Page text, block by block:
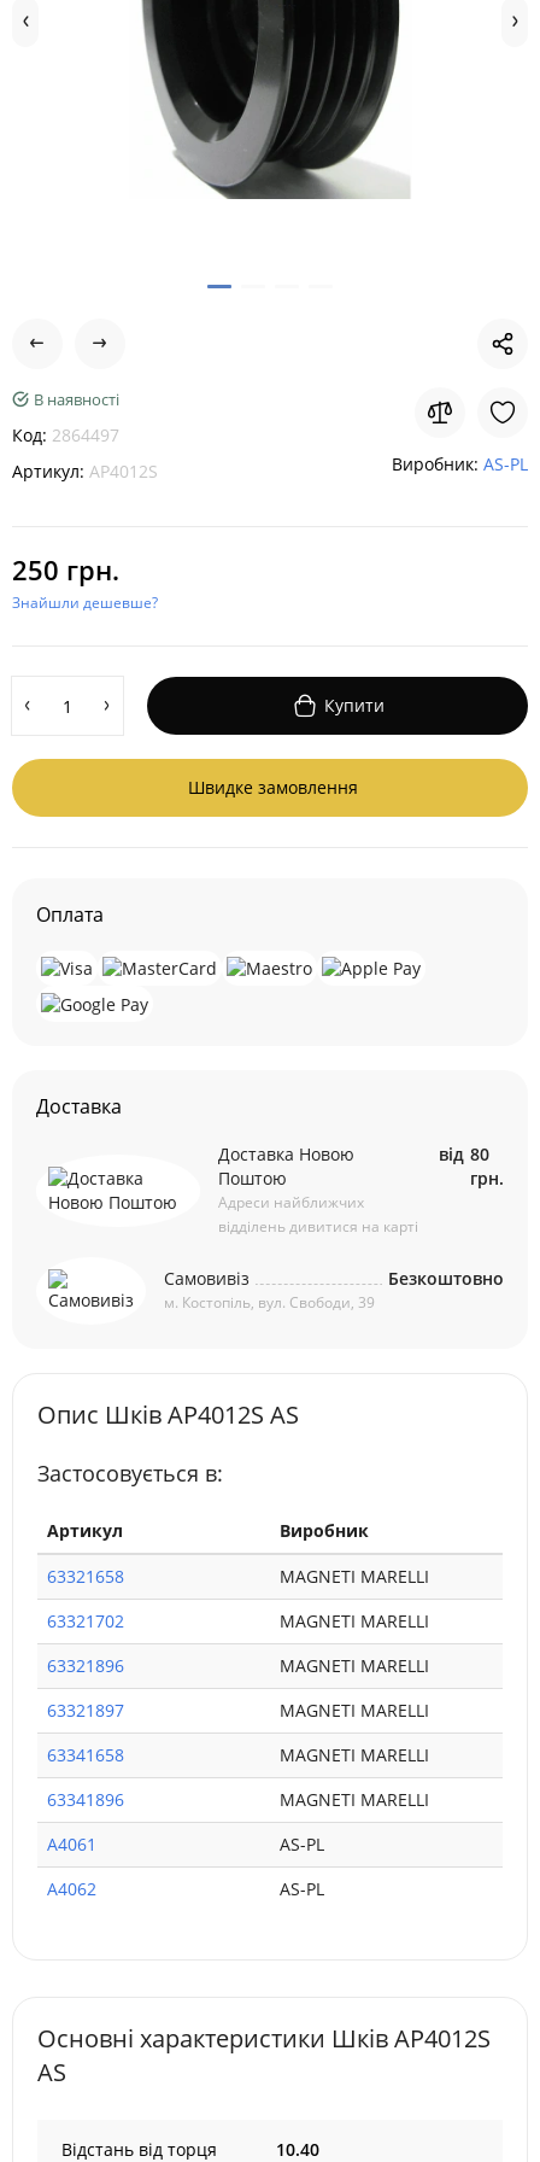
В наявності
Код: 2864497
Артикул: AP4012S Виробник: AS-PL
250 грн.
Знайшли дешевше?
Купити
Швидке замовлення
Оплата
Доставка
Доставка Новою
Поштою
Адреси найближчих
відділень дивитися на карті
від 80
грн.
Самовивіз
м. Костопіль, вул. Свободи, 39
Безкоштовно
Опис Шків AP4012S AS
Застосовується в:
Артикул
Виробник
63321658
MAGNETI MARELLI
63321702
MAGNETI MARELLI
63321896
MAGNETI MARELLI
63321897
MAGNETI MARELLI
63341658
MAGNETI MARELLI
63341896
MAGNETI MARELLI
A4061
AS-PL
A4062
AS-PL
Основні характеристики Шків AP4012S
AS
Відстань від торця
10.40